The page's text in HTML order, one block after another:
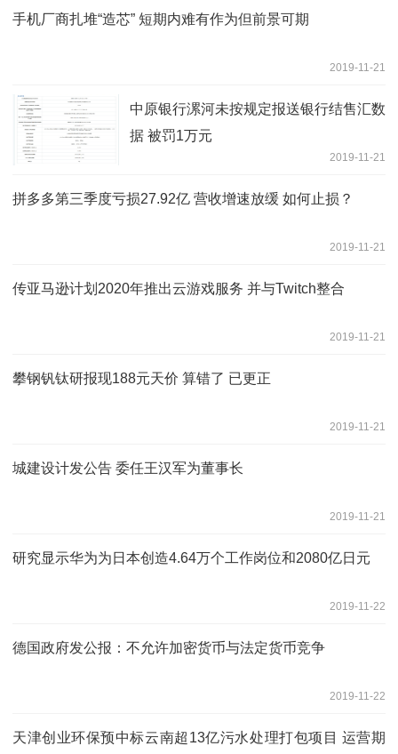
手机厂商扎堆“造芯” 短期内难有作为但前景可期
2019-11-21
中原银行漯河未按规定报送银行结售汇数
据 被罚1万元
2019-11-21
拼多多第三季度亏损27.92亿 营收增速放缓 如何止损？
2019-11-21
传亚马逊计划2020年推出云游戏服务 并与Twitch整合
2019-11-21
攀钢钒钛研报现188元天价 算错了 已更正
2019-11-21
城建设计发公告 委任王汉军为董事长
2019-11-21
研究显示华为为日本创造4.64万个工作岗位和2080亿日元
2019-11-22
德国政府发公报：不允许加密货币与法定货币竞争
2019-11-22
天津创业环保预中标云南超13亿污水处理打包项目 运营期